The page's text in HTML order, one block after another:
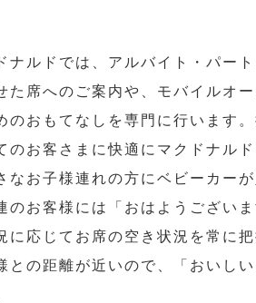
ナルドでは、アルバイト・パー
た席へのご案内や、モバイルオ
のおもてなしを専門に行います
のお客さまに快適にマクドナル
なお子様連れの方にベビーカー
のお客様には「おはようござい
に応じてお席の空き状況を常
との距離が近いので、「おいし